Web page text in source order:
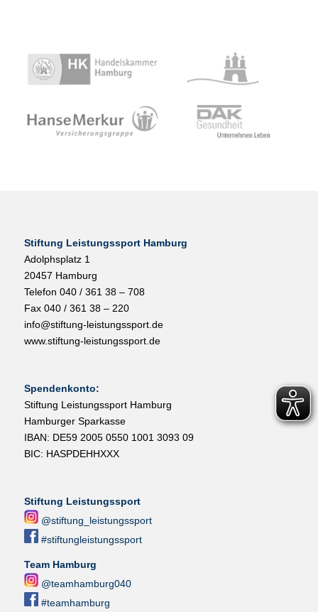
Stiftung Leistungssport Hamburg
Adolphsplatz 1
20457 Hamburg
Telefon 040 / 361 38 – 708
Fax 040 / 361 38 – 220
info@stiftung-leistungssport.de
www.stiftung-leistungssport.de
Spendenkonto:
Stiftung Leistungssport Hamburg
Hamburger Sparkasse
IBAN: DE59 2005 0550 1001 3093 09
BIC: HASPDEHHXXX
Stiftung Leistungssport
@stiftung_leistungssport
#stiftungleistungssport
Team Hamburg
@teamhamburg040
#teamhamburg